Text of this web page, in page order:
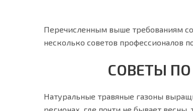
Перечисленным выше требованиям
несколько советов профессионалов
СОВЕТЫ
Натуральные травяные газоны